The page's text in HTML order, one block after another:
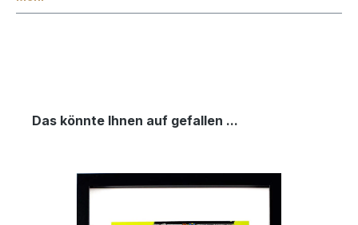
Das könnte Ihnen auf gefallen ...